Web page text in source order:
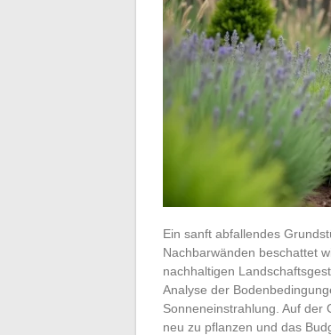
Ein sanft abfallendes
Nachbarwänden beschattet
nachhaltigen
Analyse der
Sonneneinstrahlung. Auf der
neu zu pflanzen und das